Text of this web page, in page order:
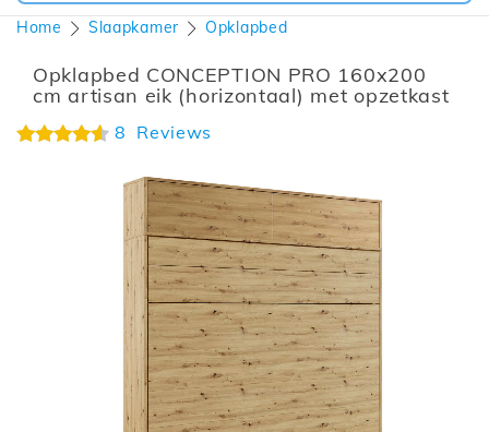
Home Slaapkamer Opklapbed
Opklapbed CONCEPTION PRO 160x200
cm artisan eik (horizontaal) met opzetkast
Waardering:
92%
8 Reviews